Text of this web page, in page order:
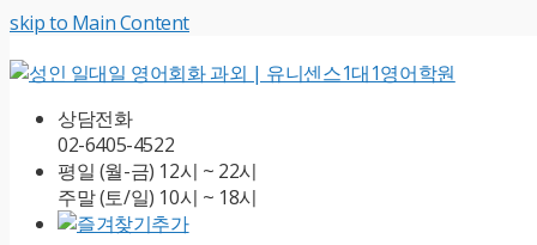
skip to Main Content
상담전화
02-6405-4522
평일 (월-금) 12시 ~ 22시
주말 (토/일) 10시 ~ 18시